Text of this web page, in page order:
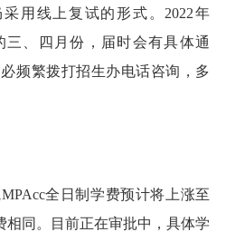
用线上复试的形式。2022年
三、四月份，届时会有具体通
频繁拨打招生办电话咨询，多
全日制学费预计将上涨至
相同。目前正在审批中，具体学